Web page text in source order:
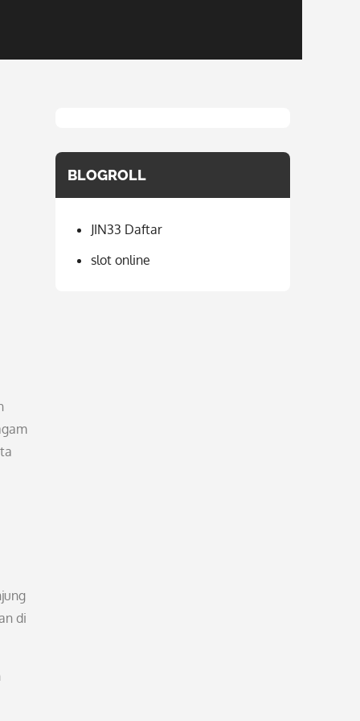
di
BLOGROLL
JIN33 Daftar
slot online